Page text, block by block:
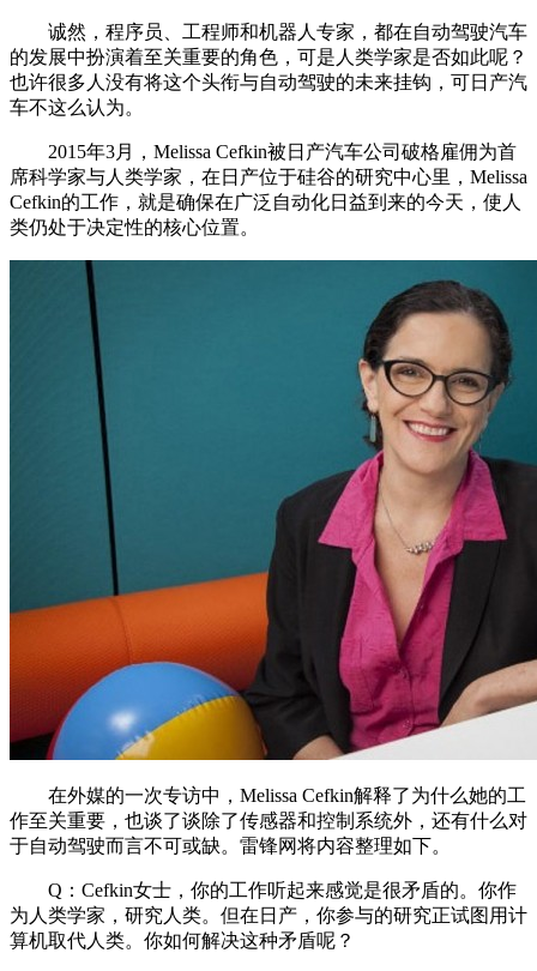
诚然，程序员、工程师和机器人专家，都在自动驾驶汽车
的发展中扮演着至关重要的角色，可是人类学家是否如此呢？
也许很多人没有将这个头衔与自动驾驶的未来挂钩，可日产汽
车不这么认为。
2015年3月，Melissa Cefkin被日产汽车公司破格雇佣为首
席科学家与人类学家，在日产位于硅谷的研究中心里，Melissa
Cefkin的工作，就是确保在广泛自动化日益到来的今天，使人
类仍处于决定性的核心位置。
在外媒的一次专访中，Melissa Cefkin解释了为什么她的工
作至关重要，也谈了谈除了传感器和控制系统外，还有什么对
于自动驾驶而言不可或缺。雷锋网将内容整理如下。
Q：Cefkin女士，你的工作听起来感觉是很矛盾的。你作
为人类学家，研究人类。但在日产，你参与的研究正试图用计
算机取代人类。你如何解决这种矛盾呢？